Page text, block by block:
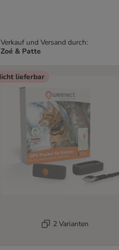
Verkauf und Versand durch:
Zoé & Patte
lieferbar
2 Varianten